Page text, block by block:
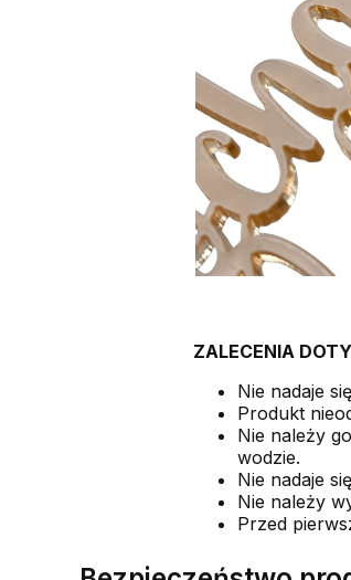
ZALECENIA
Nie nadaje
Produkt
Nie należy
wodzie.
Nie nadaje
Nie należy
Przed